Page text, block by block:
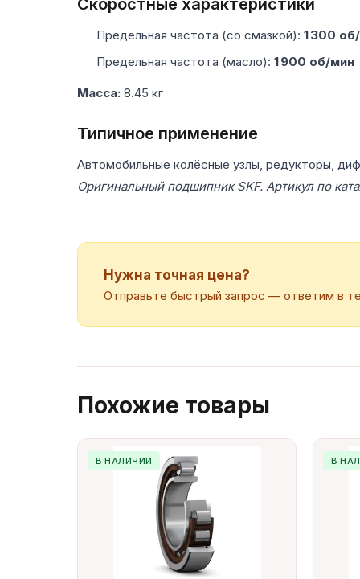
Скоростные характеристики
Предельная частота (со смазкой): 1 300
Предельная частота (масло): 1 900 об/мин
Масса: 8.45 кг
Типичное применение
Автомобильные колёсные узлы, редукторы,
Оригинальный подшипник SKF. Артикул по
Нужна точная цена?
Отправьте быстрый запрос — ответим в
Похожие товары
В НАЛИЧИИ В